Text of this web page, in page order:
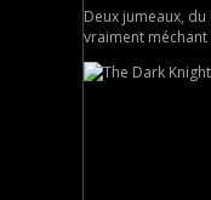
Deux jumeaux,
vraiment